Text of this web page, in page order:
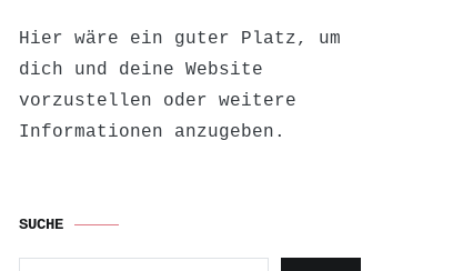
Hier wäre ein guter Platz, um
dich und deine Website
vorzustellen oder weitere
Informationen anzugeben.
SUCHE